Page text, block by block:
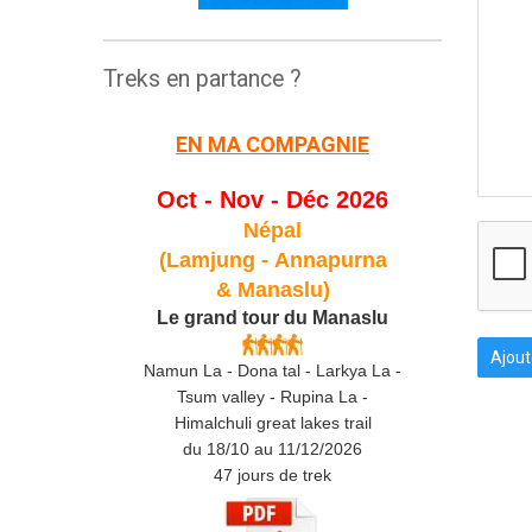
Treks en partance ?
EN MA COMPAGNIE
Oct - Nov - Déc 2026
Népal
(Lamjung - Annapurna
& Manaslu)
Le grand tour du Manaslu
Namun La - Dona tal - Larkya La -
Tsum valley - Rupina La -
Himalchuli great lakes trail
du 18/10 au 11/12/2026
47 jours de trek